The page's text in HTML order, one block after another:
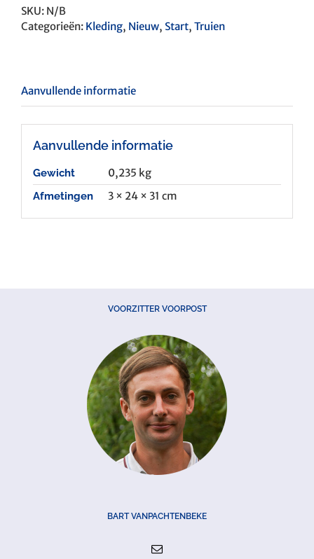
SKU: N/B
Categorieën: Kleding, Nieuw, Start, Truien
Aanvullende informatie
Aanvullende informatie
Gewicht 0,235 kg
Afmetingen 3 × 24 × 31 cm
VOORZITTER VOORPOST
BART VANPACHTENBEKE